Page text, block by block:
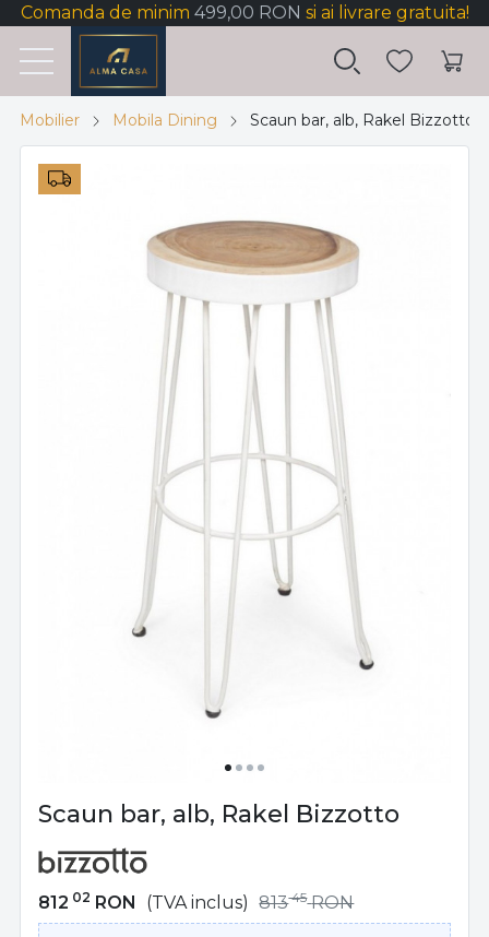
Comanda de minim 499,00 RON si ai livrare gratuita!
Mobilier Mobila Dining Scaun bar, alb, Rakel Bizzotto
Scaun bar, alb, Rakel Bizzotto
812 02 RON (TVA inclus) 81345 RON